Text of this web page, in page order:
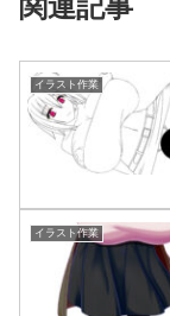
関連記事
イラスト作業
イラスト作業